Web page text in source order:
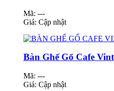
Mã: ---
Giá: Cập nhật
Bàn Ghế Gổ Cafe
Mã: ---
Giá: Cập nhật